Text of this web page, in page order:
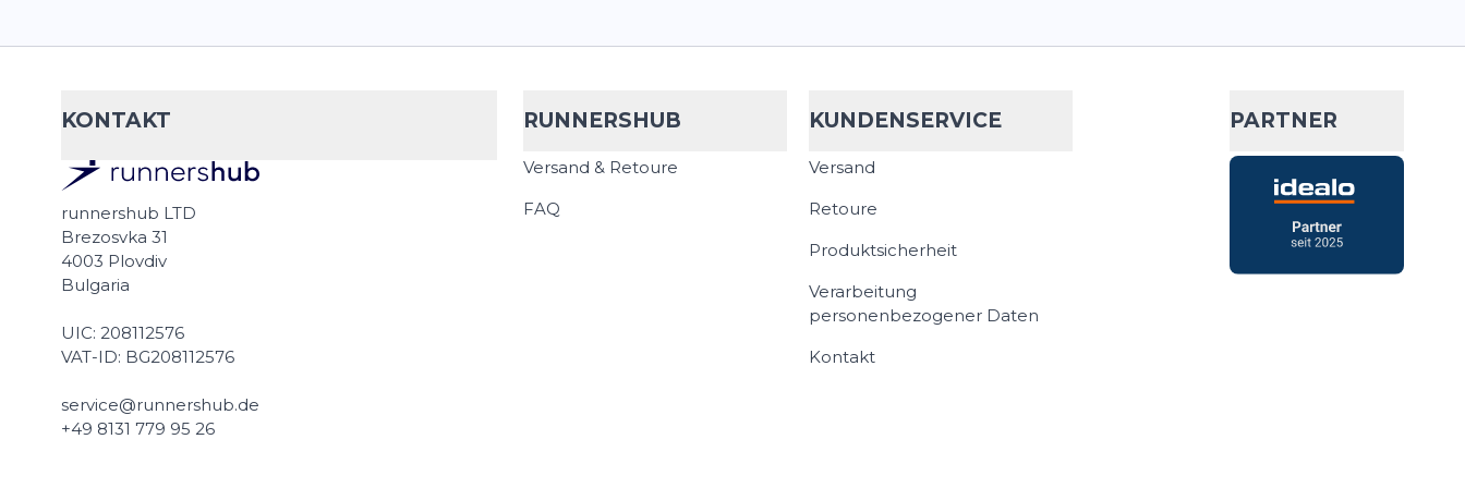
KONTAKT
runnershub LTD
Brezosvka 31
4003 Plovdiv
Bulgaria
UIC: 208112576
VAT-ID: BG208112576
service@runnershub.de
+49 8131 779 95 26
RUNNERSHUB
Versand & Retoure
FAQ
KUNDENSERVICE
Versand
Retoure
Produktsicherheit
Verarbeitung
personenbezogener Daten
Kontakt
PARTNER